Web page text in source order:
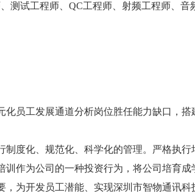
测试工程师、QC工程师、射频工程师、音
员工发展通道分析岗位胜任能力缺口，搭
度化、规范化、科学化的管理。严格执行
作为公司的一种投资行为，将公司培育成
为开发员工潜能、实现深圳市智物通讯科